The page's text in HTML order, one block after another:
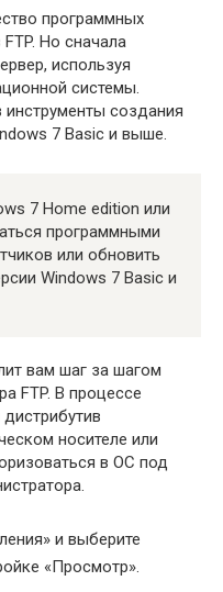
программных
Но сначала
используя
системы.
инструменты создания
7 Basic и выше.
7 Home edition или
программными
или обновить
Windows 7 Basic и
вам шаг за шагом
FTP. В процессе
носителе или
в ОС под
и выберите
«Просмотр».